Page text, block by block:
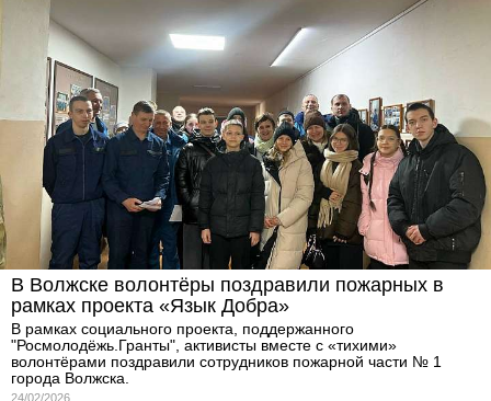
В Волжске волонтёры поздравили пожарных в
рамках проекта «Язык Добра»
В рамках социального проекта, поддержанного
"Росмолодёжь.Гранты", активисты вместе с «тихими»
волонтёрами поздравили сотрудников пожарной части № 1
города Волжска.
24/02/2026